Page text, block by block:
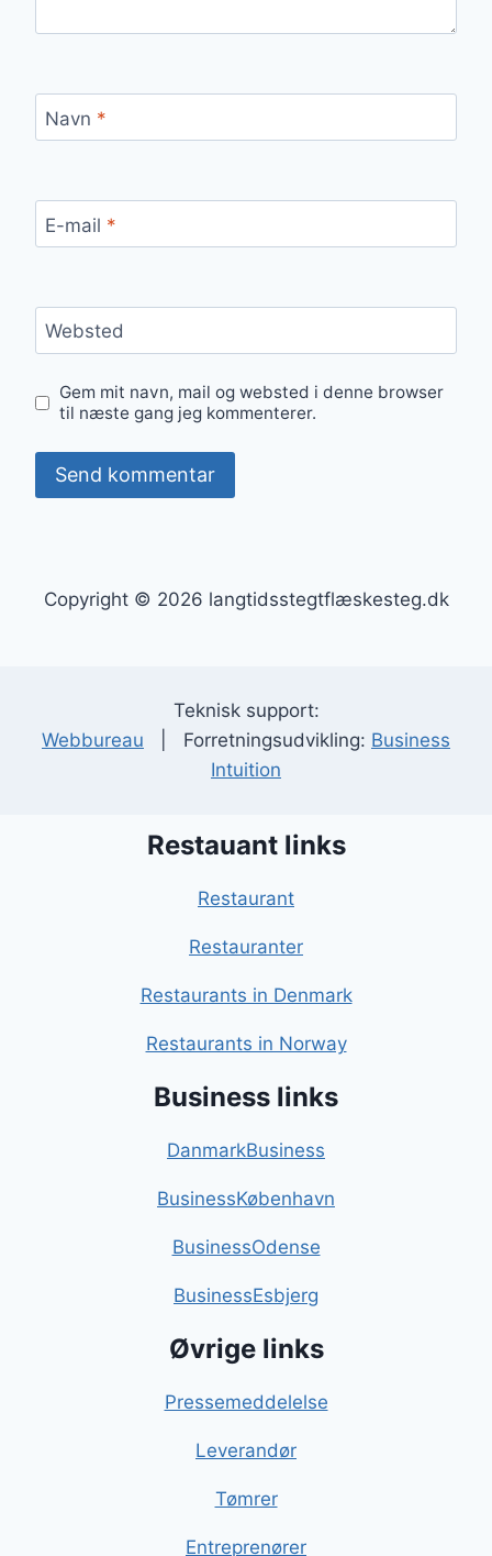
Navn *
E-mail *
Websted
Gem mit navn, mail og websted i denne browser
til næste gang jeg kommenterer.
Copyright © 2026 langtidsstegtflæskesteg.dk
Teknisk support:
Webbureau | Forretningsudvikling: Business
Intuition
Restauant links
Restaurant
Restauranter
Restaurants in Denmark
Restaurants in Norway
Business links
DanmarkBusiness
BusinessKøbenhavn
BusinessOdense
BusinessEsbjerg
Øvrige links
Pressemeddelelse
Leverandør
Tømrer
Entreprenører